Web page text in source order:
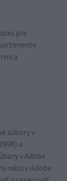
pre
a
súbory v
a
v Adobe
názovAdobe